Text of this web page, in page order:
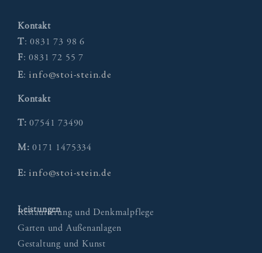
Kontakt
T: 0831 73 98 6
F: 0831 72 55 7
E: info@stoi-stein.de
Kontakt
T:07541 73490
M: 0171 1475334
E: info@stoi-stein.de
Leistungen
Restaurierung und Denkmalpflege
Garten und Außenanlagen
Gestaltung und Kunst